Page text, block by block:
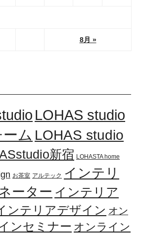
8月 »
LOHAS studio
ム LOHAS studio
新宿 LOHASTA home
お茶室 アルテック インテリ
ーター インテリア
ンテリアデザイン オン
ンセミナー オンライン